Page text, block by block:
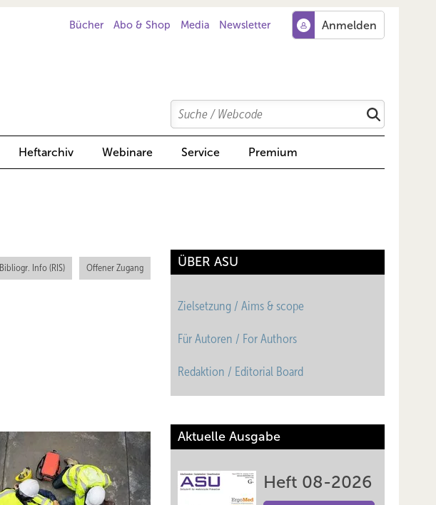
Bücher Abo & Shop Media Newsletter
Search
Suchen
Heftarchiv Webinare Service Premium
Bibliogr. Info (RIS) Offener Zugang ÜBER ASU
Zielsetzung / Aims & scope
Für Autoren / For Authors
Redaktion / Editorial Board
Aktuelle Ausgabe
Heft 08-2026